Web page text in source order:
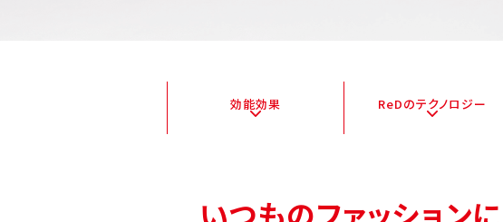
効能効果 ReDのテクノロジー
いつものファッションに